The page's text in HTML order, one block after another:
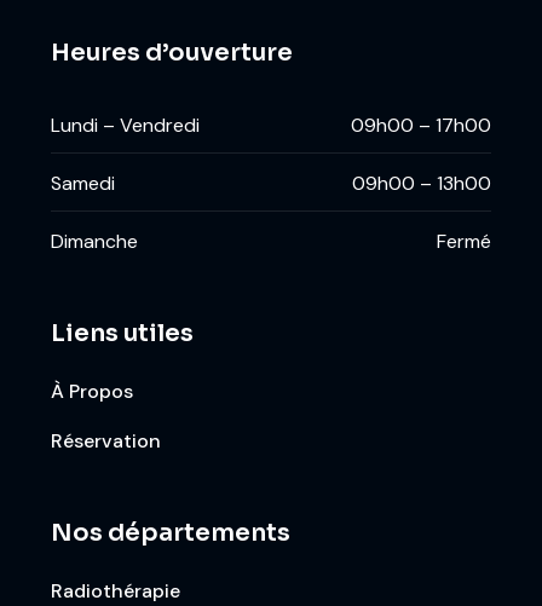
Heures d’ouverture
Lundi – Vendredi 09h00 – 17h00
Samedi 09h00 – 13h00
Dimanche Fermé
Liens utiles
À Propos
Réservation
Nos départements
Radiothérapie